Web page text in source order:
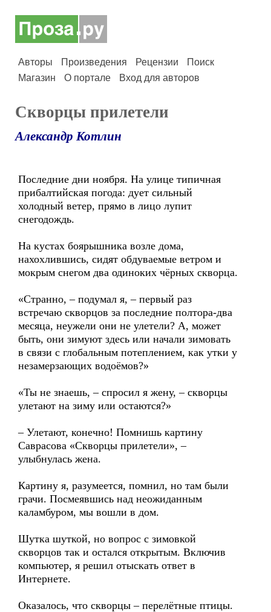
Авторы Произведения Рецензии
Поиск
Магазин
О портале Вход для авторов
Скворцы прилетели
Александр Котлин
Последние дни ноября. На улице типичная
прибалтийская погода: дует сильный
холодный ветер, прямо в лицо лупит
снегодождь.
На кустах боярышника возле дома,
нахохлившись, сидят обдуваемые ветром и
мокрым снегом два одиноких чёрных скворца.
«Странно, – подумал я, – первый раз
встречаю скворцов за последние полтора-два
месяца, неужели они не улетели? А, может
быть, они зимуют здесь или начали зимовать
в связи с глобальным потеплением, как утки у
незамерзающих водоёмов?»
«Ты не знаешь, – спросил я жену, – скворцы
улетают на зиму или остаются?»
– Улетают, конечно! Помнишь картину
Саврасова «Скворцы прилетели», –
улыбнулась жена.
Картину я, разумеется, помнил, но там были
грачи. Посмеявшись над неожиданным
каламбуром, мы вошли в дом.
Шутка шуткой, но вопрос с зимовкой
скворцов так и остался открытым. Включив
компьютер, я решил отыскать ответ в
Интернете.
Оказалось, что скворцы – перелётные птицы.